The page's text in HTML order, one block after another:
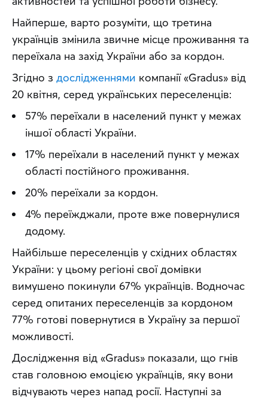
Найперше, варто розуміти, що третина
українців змінила звичне місце проживання та
переїхала на захід України або за кордон.
Згідно з дослідженнями компанії «Gradus» від
20 квітня, серед українських переселенців:
57% переїхали в населений пункт у межах
іншої області України.
17% переїхали в населений пункт у межах
області постійного проживання.
20% переїхали за кордон.
4% переїжджали, проте вже повернулися
додому.
Найбільше переселенців у східних областях
України: у цьому регіоні свої домівки
вимушено покинули 67% українців. Водночас
серед опитаних переселенців за кордоном
77% готові повернутися в Україну за першої
можливості.
Дослідження від «Gradus» показали, що гнів
став головною емоцією українців, яку вони
відчувають через напад росії. Наступні за